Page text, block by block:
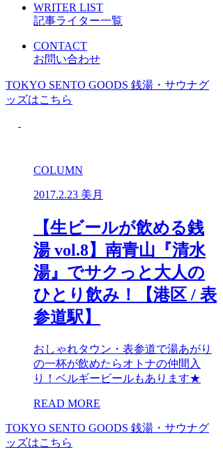
WRITER LIST
記事ライター一覧
CONTACT
お問い合わせ
TOKYO SENTO GOODS 銭湯・サウナグ
ッズはこちら
COLUMN
2017.2.23 美月
【生ビールが飲める銭
湯 vol.8】南青山『清水
湯』でサクっと大人の
ひとり飲み！【港区 / 表
参道駅】
おしゃれタウン・表参道で湯あがり
の一杯が飲めたらオトナの仲間入
り！ベルギービールもあります★
READ MORE
TOKYO SENTO GOODS 銭湯・サウナグ
ッズはこちら